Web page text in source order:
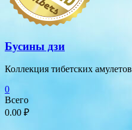
Бусины дзи
Коллекция тибетских амулетов
0
Всего
0.00 ₽